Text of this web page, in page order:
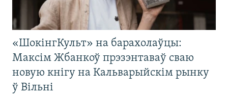
«ШокінгКульт» на барахолаўцы:
Максім Жбанкоў прэзэнтаваў сваю
новую кнігу на Кальварыйскім рынку
ў Вільні